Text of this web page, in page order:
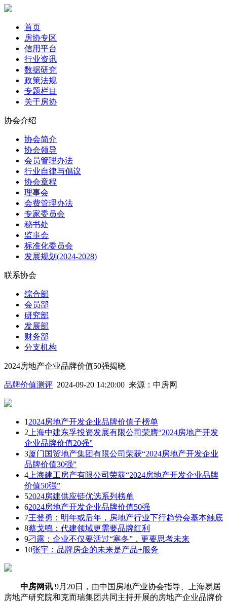
首页
房协专区
信用平台
行业资讯
数据研究
政策法规
专题栏目
关于房协
协会介绍
协会简介
协会领导
会员管理办法
行业自律与倡议
协会章程
理事会
会费管理办法
专家委员会
秘书处
监事会
标准化委员会
发展规划(2024-2028)
联系协会
综合部
会员部
研究部
发展部
财务部
分支机构
2024房地产企业品牌价值50强揭晓
品牌价值测评 2024-09-20 14:20:00 来源： 中房网
1 2024房地产开发企业品牌价值子榜单
2 上海中建东孚投资发展有限公司荣膺“2024房地产开发
企业品牌价值20强”
3厦门国贸地产集团有限公司荣获“2024房地产开发企业
品牌价值30强”
4 上海建工房产有限公司荣获“2024房地产开发企业品牌
价值50强”
52024房建供应链优选系列榜单
62024房地产开发企业品牌价值50强
7王登勇：明年或后年，房地产行业下行趋势会基本触底
8蔡戈鸣：代建领域更需要品牌红利
9刁露：企业不仅要活过“寒冬”，更要思考未来
10张宇：品牌房企的未来是产品+服务
中房网讯 9月20日，由中国房地产业协会指导、上海易居
房地产研究院和克而瑞集团共同主持开展的房地产企业品牌价